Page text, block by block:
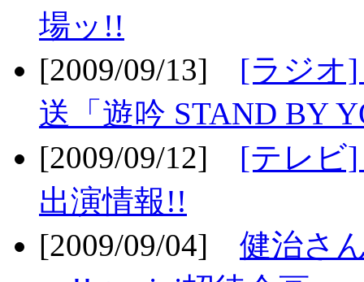
場ッ!!
[2009/09/13] [ラジオ]
送「遊吟 STAND BY
[2009/09/12] [テレビ]
出演情報!!
[2009/09/04] 健治さ